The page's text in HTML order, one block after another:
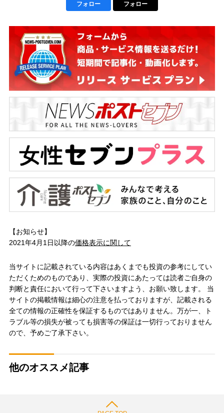
フォロー フォロー
【お知らせ】
2021年4月1日以降の価格表示に関して
当サイトに記載されている内容はあくまでも投資の参考にしてい
ただくためのものであり、実際の投資にあたっては読者ご自身の
判断と責任において行って下さいますよう、お願い致します。 当
サイトの掲載情報は細心の注意を払っておりますが、記載される
全ての情報の正確性を保証するものではありません。万が一、ト
ラブル等の損失が被っても損害等の保証は一切行っておりません
ので、予めご了承下さい。
他のオススメ記事